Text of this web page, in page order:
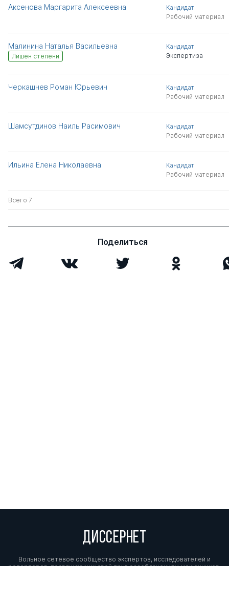
Аксенова Маргарита Алексеевна
Кандидат
Рабочий материал
Малинина Наталья Васильевна
Лишен степени
Кандидат
Экспертиза
Черкашнев Роман Юрьевич
Кандидат
Рабочий материал
Шамсутдинов Наиль Расимович
Кандидат
Рабочий материал
Ильина Елена Николаевна
Кандидат
Рабочий материал
Всего 7
Поделиться
ДИССЕРНЕТ
Вольное сетевое сообщество экспертов, исследователей и
репортеров, посвящающих свой труд разоблачениям мошенников,